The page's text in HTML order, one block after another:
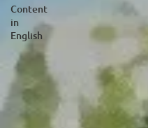
Content
in
English